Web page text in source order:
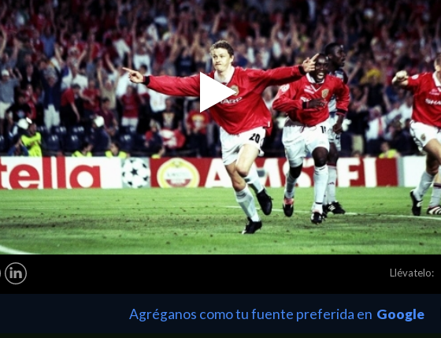
Play
Video
Llévatelo:
Agréganos como tu fuente preferida en Google